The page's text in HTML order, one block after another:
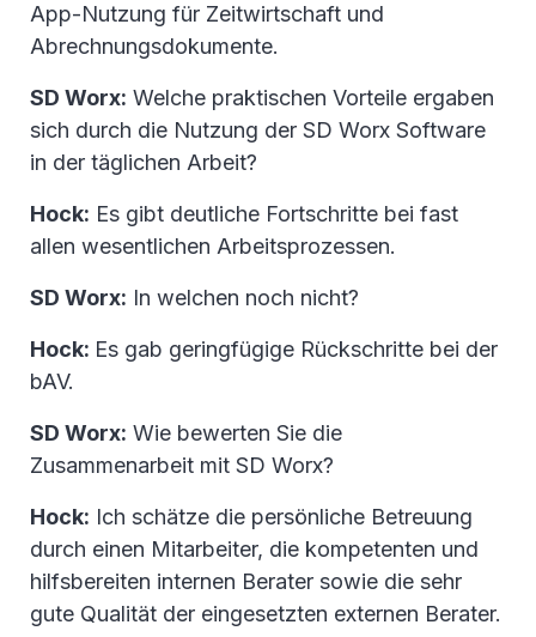
App-Nutzung für Zeitwirtschaft und
Abrechnungsdokumente.
SD Worx: Welche praktischen Vorteile ergaben
sich durch die Nutzung der SD Worx Software
in der täglichen Arbeit?
Hock: Es gibt deutliche Fortschritte bei fast
allen wesentlichen Arbeitsprozessen.
SD Worx: In welchen noch nicht?
Hock: Es gab geringfügige Rückschritte bei der
bAV.
SD Worx: Wie bewerten Sie die
Zusammenarbeit mit SD Worx?
Hock: Ich schätze die persönliche Betreuung
durch einen Mitarbeiter, die kompetenten und
hilfsbereiten internen Berater sowie die sehr
gute Qualität der eingesetzten externen Berater.